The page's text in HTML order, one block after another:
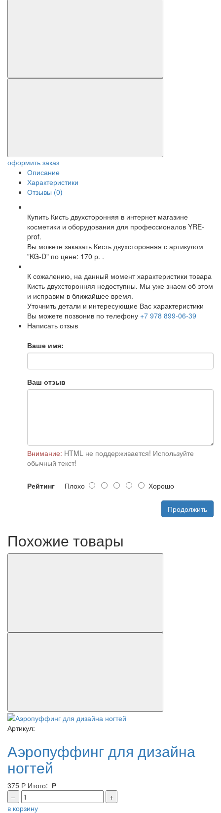
оформить заказ
Описание
Характеристики
Отзывы (0)
Купить Кисть двухсторонняя в интернет магазине
косметики и оборудования для профессионалов YRE-
prof.
Вы можете заказать Кисть двухсторонняя с артикулом
"KG-D" по цене: 170 р. .
К сожалению, на данный момент характеристики товара
Кисть двухсторонняя недоступны. Мы уже знаем об этом
и исправим в ближайшее время.
Уточнить детали и интересующие Вас характеристики
Вы можете позвонив по телефону +7 978 899-06-39
Написать отзыв
Ваше имя:
Ваш отзыв
Внимание: HTML не поддерживается! Используйте
обычный текст!
Рейтинг Плохо Хорошо
Продолжить
Похожие товары
Артикул:
Аэропуффинг для дизайна
ногтей
375 Р Итого: Р
–
+
в корзину